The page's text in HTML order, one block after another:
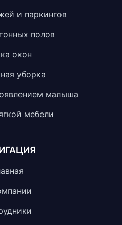
и паркингов
полов
окон
уборка
малыша
мебели